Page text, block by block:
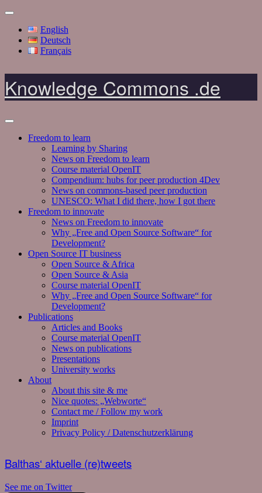
English
Deutsch
Français
Knowledge Commons .de
Freedom to learn
Learning by Sharing
News on Freedom to learn
Course material OpenIT
Compendium: hubs for peer production 4Dev
News on commons-based peer production
UNESCO: What I did there, how I got there
Freedom to innovate
News on Freedom to innovate
Why „Free and Open Source Software“ for
Development?
Open Source IT business
Open Source & Africa
Open Source & Asia
Course material OpenIT
Why „Free and Open Source Software“ for
Development?
Publications
Articles and Books
Course material OpenIT
News on publications
Presentations
University works
About
About this site & me
Nice quotes: „Webworte“
Contact me / Follow my work
Imprint
Privacy Policy / Datenschutzerklärung
Balthas‘ aktuelle (re)tweets
See me on Twitter